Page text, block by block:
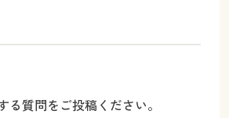
る質問をご投稿ください。